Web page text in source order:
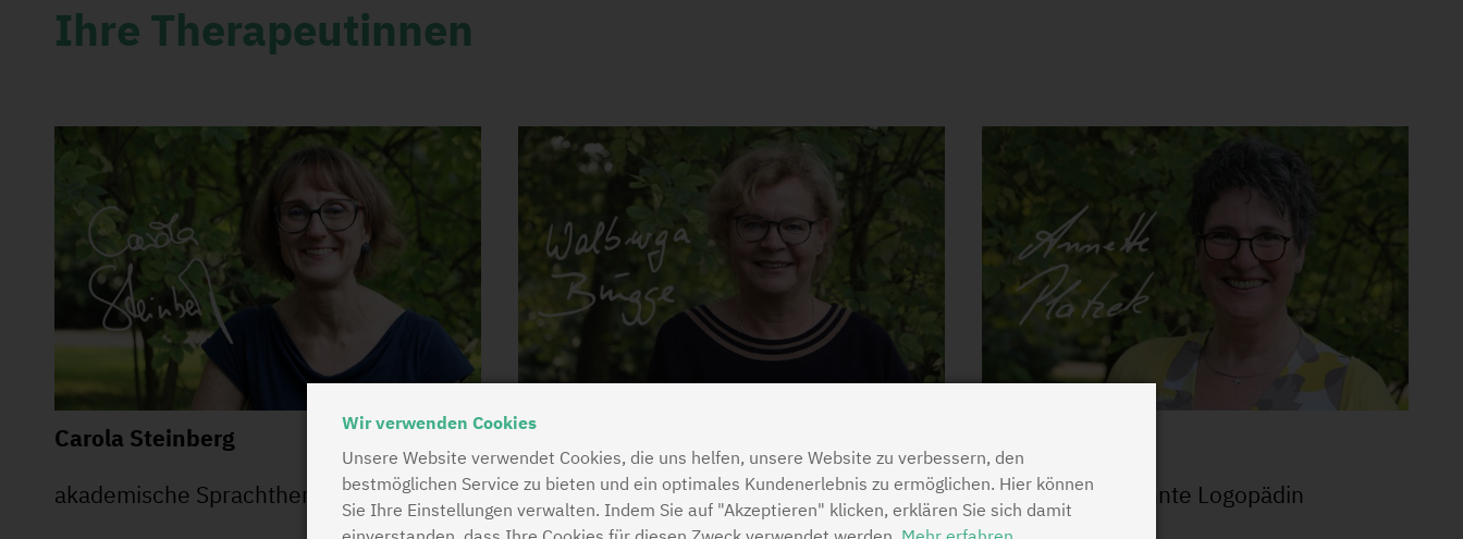
Ihre Therapeutinnen
Carola Steinberg
akademische Sprachtherapeutin
Walburga Brügge
staatlich anerkannte Logopädin
staatlich anerkannte Logopädin
Wir verwenden Cookies
Unsere Website verwendet Cookies, die uns helfen, unsere Website zu verbessern, den
bestmöglichen Service zu bieten und ein optimales Kundenerlebnis zu ermöglichen. Hier können
Sie Ihre Einstellungen verwalten. Indem Sie auf "Akzeptieren" klicken, erklären Sie sich damit